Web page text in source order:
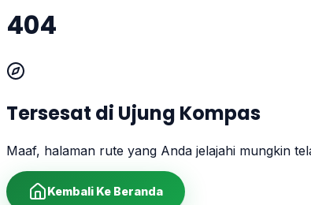
404
Tersesat di Ujung Kompas
Maaf, halaman rute yang Anda jelajahi mungkin
Kembali Ke Beranda